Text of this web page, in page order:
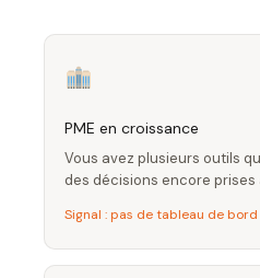
PME en croissance
Vous avez plusieurs outils
des décisions encore prises
Signal : pas de tableau de